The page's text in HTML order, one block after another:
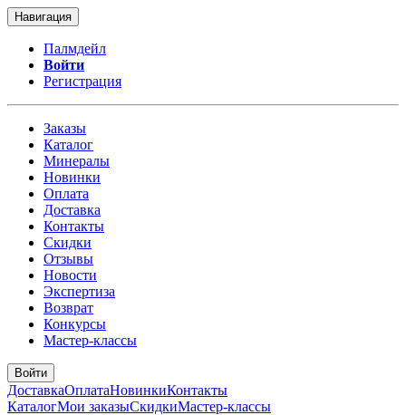
Навигация
Палмдейл
Войти
Регистрация
Заказы
Каталог
Минералы
Новинки
Оплата
Доставка
Контакты
Скидки
Отзывы
Новости
Экспертиза
Возврат
Конкурсы
Мастер-классы
Войти
ДоставкаОплатаНовинкиКонтакты
КаталогМои заказыСкидкиМастер-классы